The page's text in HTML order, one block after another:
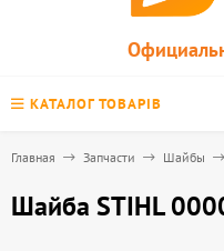
КАТАЛОГ ТОВАРІВ
Главная Запчасти Шайбы
Шайба STIHL